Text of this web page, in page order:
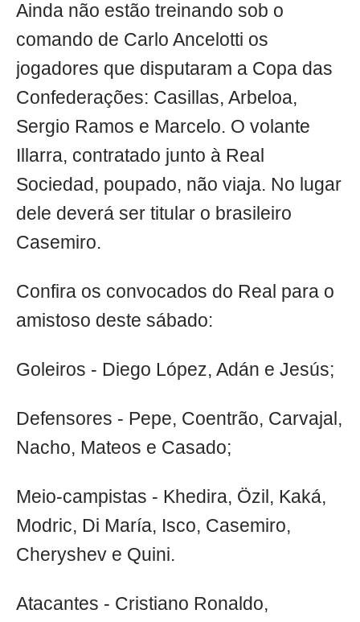
Ainda não estão treinando sob o
comando de Carlo Ancelotti os
jogadores que disputaram a Copa das
Confederações: Casillas, Arbeloa,
Sergio Ramos e Marcelo. O volante
Illarra, contratado junto à Real
Sociedad, poupado, não viaja. No lugar
dele deverá ser titular o brasileiro
Casemiro.
Confira os convocados do Real para o
amistoso deste sábado:
Goleiros - Diego López, Adán e Jesús;
Defensores - Pepe, Coentrão, Carvajal,
Nacho, Mateos e Casado;
Meio-campistas - Khedira, Özil, Kaká,
Modric, Di María, Isco, Casemiro,
Cheryshev e Quini.
Atacantes - Cristiano Ronaldo,